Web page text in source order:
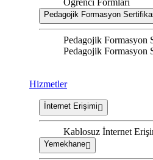
Öğrenci Formları
Pedagojik Formasyon
Pedagojik Formasyon
Pedagojik Formasyon
Hizmetler
İnternet Erişimi
Kablosuz İnternet
Yemekhane